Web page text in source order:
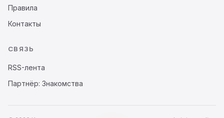
Правила
Контакты
СВЯЗЬ
RSS-лента
Партнёр: Знакомства